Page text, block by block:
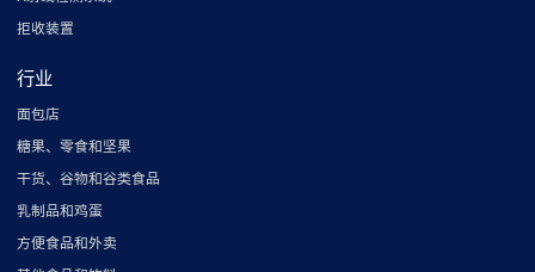
拒收装置
行业
面包店
糖果、零食和坚果
干货、谷物和谷类食品
乳制品和鸡蛋
方便食品和外卖